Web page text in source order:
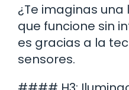
¿Te imaginas
que funcione sin
es gracias a la
sensores.